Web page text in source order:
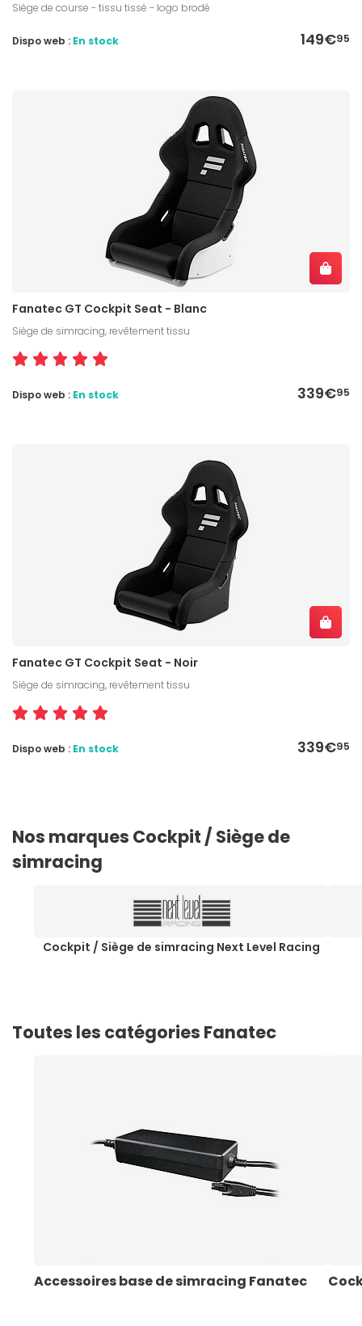
Siège de course - tissu tissé - logo brodé
149€95
Dispo web : En stock
Fanatec GT Cockpit Seat - Blanc
Siège de simracing, revêtement tissu
339€95
Dispo web : En stock
Fanatec GT Cockpit Seat - Noir
Siège de simracing, revêtement tissu
339€95
Dispo web : En stock
Nos marques Cockpit / Siège de
simracing
Cockpit / Siège de simracing Next Level Racing
Toutes les catégories Fanatec
Accessoires base de simracing Fanatec